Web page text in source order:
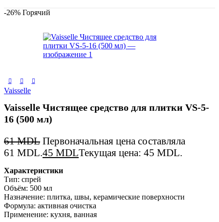
-26% Горячий
Vaisselle
Vaisselle Чистящее средство для плитки VS-5-
16 (500 мл)
61MDL Первоначальная цена составляла
61 MDL.45 MDLТекущая цена: 45 MDL.
Характеристики
Тип: спрей
Объём: 500 мл
Назначение: плитка, швы, керамические поверхности
Формула: активная очистка
Применение: кухня, ванная